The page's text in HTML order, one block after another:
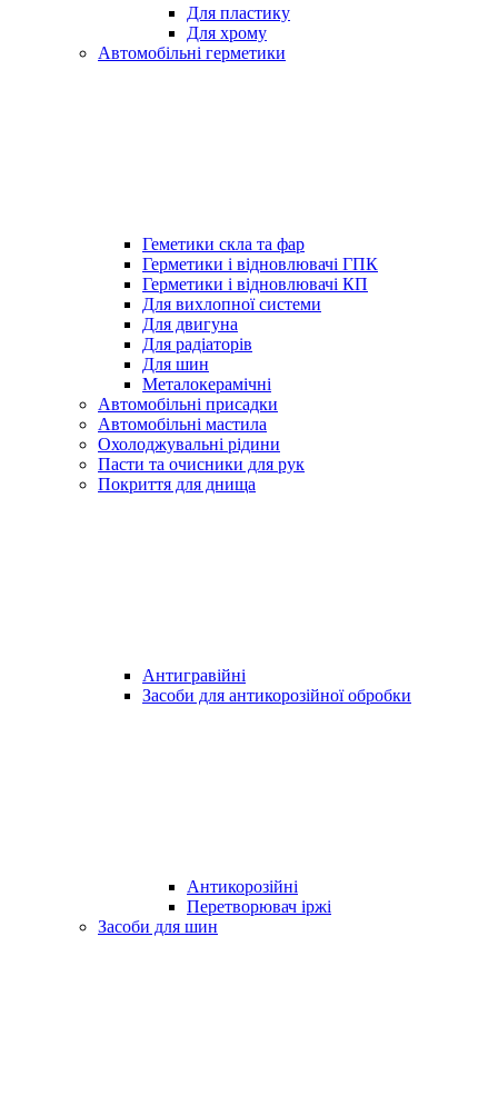
Для пластику
Для хрому
Автомобільні герметики
Геметики скла та фар
Герметики і відновлювачі ГПК
Герметики і відновлювачі КП
Для вихлопної системи
Для двигуна
Для радіаторів
Для шин
Металокерамічні
Автомобільні присадки
Автомобільні мастила
Охолоджувальні рідини
Пасти та очисники для рук
Покриття для днища
Антигравійні
Засоби для антикорозійної обробки
Антикорозійні
Перетворювач іржі
Засоби для шин